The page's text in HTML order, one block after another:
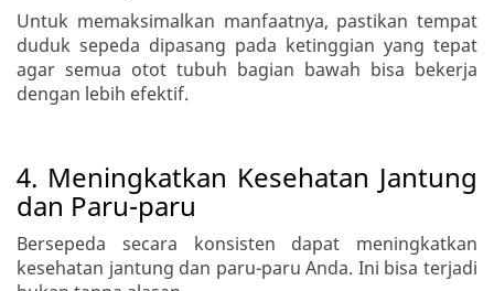
Untuk memaksimalkan manfaatnya, pastikan tempat
duduk sepeda dipasang pada ketinggian yang tepat
agar semua otot tubuh bagian bawah bisa bekerja
dengan lebih efektif.
4. Meningkatkan Kesehatan Jantung
dan Paru-paru
Bersepeda secara konsisten dapat meningkatkan
kesehatan jantung dan paru-paru Anda. Ini bisa terjadi